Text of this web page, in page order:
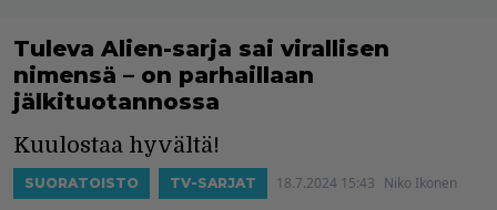
Tuleva Alien-sarja sai virallisen
nimensä – on parhaillaan
jälkituotannossa
Kuulostaa hyvältä!
SUORATOISTO TV-SARJAT 18.7.2024 15:43 Niko Ikonen